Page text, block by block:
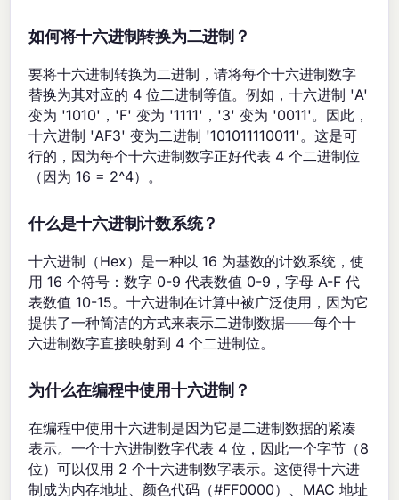
如何将十六进制转换为二进制？
要将十六进制转换为二进制，请将每个十六进制数字
替换为其对应的 4 位二进制等值。例如，十六进制 'A'
变为 '1010'，'F' 变为 '1111'，'3' 变为 '0011'。因此，
十六进制 'AF3' 变为二进制 '101011110011'。这是可
行的，因为每个十六进制数字正好代表 4 个二进制位
（因为 16 = 2^4）。
什么是十六进制计数系统？
十六进制（Hex）是一种以 16 为基数的计数系统，使
用 16 个符号：数字 0-9 代表数值 0-9，字母 A-F 代
表数值 10-15。十六进制在计算中被广泛使用，因为它
提供了一种简洁的方式来表示二进制数据——每个十
六进制数字直接映射到 4 个二进制位。
为什么在编程中使用十六进制？
在编程中使用十六进制是因为它是二进制数据的紧凑
表示。一个十六进制数字代表 4 位，因此一个字节（8
位）可以仅用 2 个十六进制数字表示。这使得十六进
制成为内存地址、颜色代码（#FF0000）、MAC 地址